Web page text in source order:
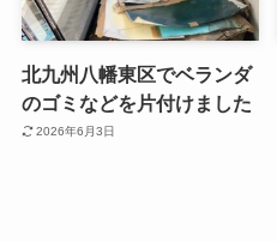
北九州八幡東区でベランダ
のゴミなどを片付けました
2026年6月3日